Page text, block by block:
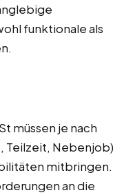
funktionale als
müssen je nach
Teilzeit, Nebenjob)
mitbringen.
an die